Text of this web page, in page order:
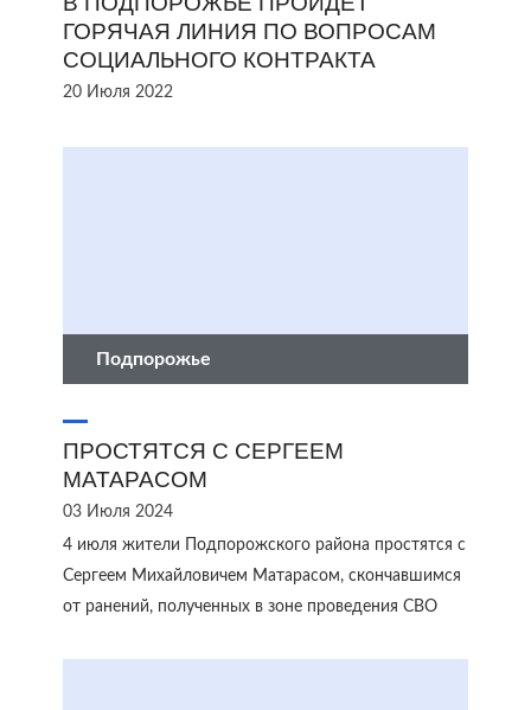
ГОРЯЧАЯ ЛИНИЯ ПО ВОПРОСАМ
СОЦИАЛЬНОГО КОНТРАКТА
20 Июля 2022
Подпорожье
ПРОСТЯТСЯ С СЕРГЕЕМ
МАТАРАСОМ
03 Июля 2024
4 июля жители Подпорожского района простятся с
Сергеем Михайловичем Матарасом, скончавшимся
от ранений, полученных в зоне проведения СВО